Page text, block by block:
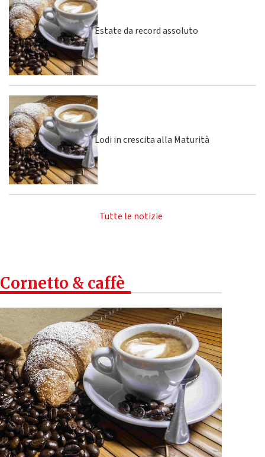
Estate da record assoluto
Lodi in crescita alla Maturità
Tutte le notizie
Cornetto & caffè